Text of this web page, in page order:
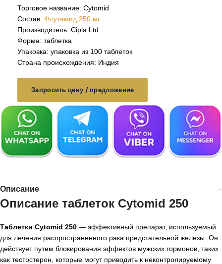
Торговое название: Cytomid
Состав: Флутамид 250 мг
Производитель: Cipla Ltd.
Форма: таблетка
Упаковка: упаковка из 100 таблеток
Страна происхождения: Индия
Запросить цену / предложение
Описание
Описание таблеток Cytomid 250
Таблетки Cytomid 250 — эффективный препарат, используемый
для лечения распространенного рака предстательной железы. Он
действует путем блокирования эффектов мужских гормонов, таких
как тестостерон, которые могут приводить к неконтролируемому